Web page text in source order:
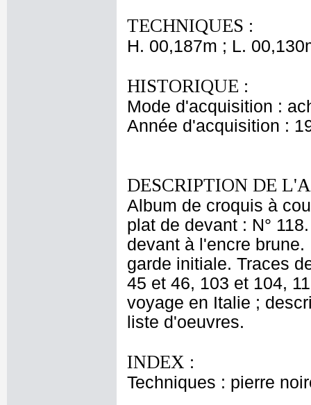
TECHNIQUES :
H. 00,187m ; L.
HISTORIQUE :
Mode d'acquisition :
Année d'acquisition :
DESCRIPTION DE
Album de croquis à
plat de devant : N°
devant à l'encre
garde initiale. Traces
45 et 46, 103 et 104,
voyage en Italie ;
liste d'oeuvres.
INDEX :
Techniques : pierre